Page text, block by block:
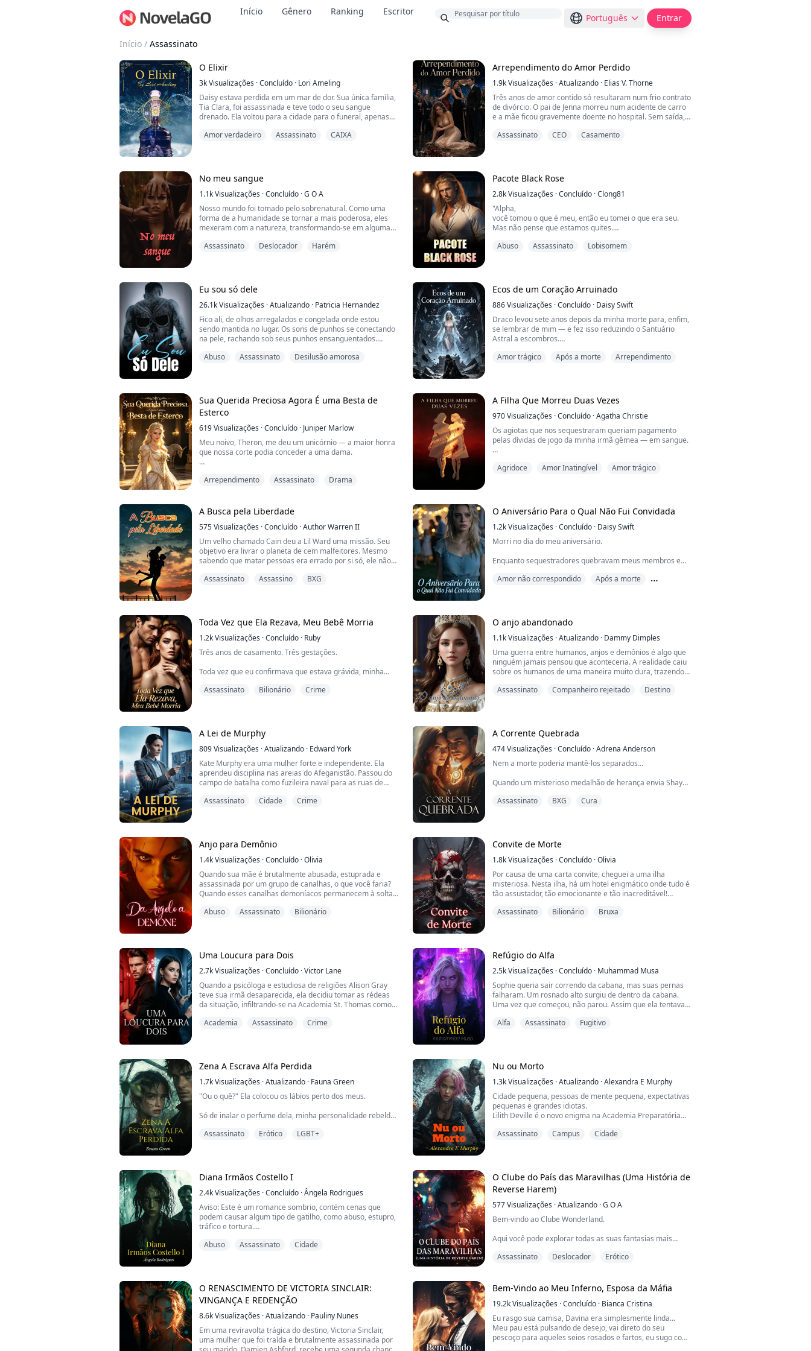
Início Gênero Ranking Escritor
Português Entrar
Início / Assassinato
O Elixir
3kVisualizações ·Concluído · Lori Ameling
Daisy estava perdida em um mar de dor. Sua única família,
Tia Clara, foi assassinada e teve todo o seu sangue
drenado. Ela voltou para a cidade para o funeral, apenas
cujo único prazer era matar inocentes e ser temido como
Amor verdadeiro Assassinato CAIXA
Arrependimento do Amor Perdido
1.9kVisualizações ·Atualizando · Elias V. Thorne
Três anos de amor contido só resultaram num frio contrato
de divórcio. O pai de Jenna morreu num acidente de carro
e a mãe ficou gravemente doente no hospital. Sem saída,
indenização ao ex-marido Hansen, mas ele a humilhou
s...
Assassinato CEO Casamento
No meu sangue
1.1kVisualizações ·Concluído ·G O A
Nosso mundo foi tomado pelo sobrenatural. Como uma
forma de a humanidade se tornar a mais poderosa, eles
mexeram com a natureza, transformando-se em algumas
imensa. Há uma corrida para ver que...
Assassinato Deslocador Harém
Pacote Black Rose
2.8kVisualizações ·Concluído ·Clong81
"Alpha,
você tomou o que é meu, então eu tomei o que era seu.
Mas não pense que estamos quites.
O Rei dos Renegados"
pelo rei dos renegados? Lobas e filhotes estão
desaparecendo. Alcateias estão sendo atacadas e
eliminadas.
--------------------------------------------------...
Abuso Assassinato Lobisomem
Eu sou só dele
26.1kVisualizações ·Atualizando · Patricia Hernandez
Fico ali, de olhos arregalados e congelada onde estou
sendo mantida no lugar. Os sons de punhos se conectando
na pele, rachando sob seus punhos ensanguentados.
simplesmente não me deixa em paz?
bochecha. Eu não aguentava mais.
Ao som do...
Abuso Assassinato Desilusão amorosa
Ecos de um Coração Arruinado
886Visualizações ·Concluído · Daisy Swift
Draco levou sete anos depois da minha morte para, enfim,
se lembrar de mim — e fez isso reduzindo o Santuário
Astral a escombros.
Tudo por causa de Cecília, sua frágil amorzinho de infância,
Ele não sabia que, nas Masmorras Abissais, sete anos
atrás, tinha sido ele mesmo quem abriu meu peito e me
drenou até a últ...
Amor trágico Após a morte Arrependimento
Sua Querida Preciosa Agora É uma Besta de
Esterco
619Visualizações ·Concluído · Juniper Marlow
Meu noivo, Theron, me deu um unicórnio — a maior honra
que nossa corte podia conceder a uma dama.
pela cidade baixa.
Da última vez, eu me orgulhei daquela criatura. Eu a
montei em todas as caçadas, em todas as procissões, e
diziam que nenhuma besta tão pura jamais escolhera uma
amazona. Meu bri...
Arrependimento Assassinato Drama
A Filha Que Morreu Duas Vezes
970Visualizações ·Concluído ·Agatha Christie
Os agiotas que nos sequestraram queriam pagamento
pelas dívidas de jogo da minha irmã gêmea — em sangue.
equipe tática, encontrou Lily com um corte de papel,
Liguei para ele com meu último fôlego: “Pai, por favor,
mande ajuda. Estou me esvaindo em sangue.”
...
Agridoce Amor Inatingível Amor trágico
A Busca pela Liberdade
575Visualizações ·Concluído ·Author Warren II
Um velho chamado Cain deu a Lil Ward uma missão. Seu
objetivo era livrar o planeta de cem malfeitores. Mesmo
sabendo que matar pessoas era errado por si só, ele não
horrível. Lil ficou obcecado em ajudar as pessoas enquanto
Assassinato Assassino BXG
O Aniversário Para o Qual Não Fui Convidada
1.2kVisualizações ·Concluído · Daisy Swift
Morri no dia do meu aniversário.
Enquanto sequestradores quebravam meus membros e
uma festa enorme para a minha irmã, Chloe — sim, a
Liguei para o meu pai pedindo ajuda. Ele deu uma
risadinha de desprezo e desligou na minha cara: “Para de
usar esse golpe ridículo de ...
Amor não correspondido
Após a morte
Toda Vez que Ela Rezava, Meu Bebê Morri­a
1.2kVisualizações ·Concluído · Ruby
Três anos de casamento. Três gestações.
Toda vez que eu confirmava que estava grávida, minha
Na noite depois do meu terceiro aborto, arrastei meu
corpo enfraquecido para segui-la até a capela.
No instante em que empurrei aquela po...
Assassinato Bilionário Crime
O anjo abandonado
1.1kVisualizações ·Atualizando · Dammy Dimples
Uma guerra entre humanos, anjos e demônios é algo que
ninguém jamais pensou que aconteceria. A realidade caiu
sobre os humanos de uma maneira muito dura, trazendo
com pernas trêmulas, mãos atrofiadas e suor escorrendo
A atmosfera estava tensa demais para ...
Assassinato Companheiro rejeitado Destino
A Lei de Murphy
809Visualizações ·Atualizando · Edward York
Kate Murphy era uma mulher forte e independente. Ela
aprendeu disciplina nas areias do Afeganistão. Passou do
campo de batalha como fuzileira naval para as ruas de
detetive de homicídios. Suas habilidades foram
Ela era mentora para seus subordinados e u...
Assassinato Cidade Crime
A Corrente Quebrada
474Visualizações ·Concluído ·Adrena Anderson
Nem a morte poderia mantê-los separados...
Quando um misterioso medalhão de herança envia Shayne
em um mundo de magia e segredos. Rapidamente, ela
devastador ao descobrir que uma cadeia de ev...
Assassinato BXG Cura
Anjo para Demônio
1.4kVisualizações ·Concluído ·Olivia
Quando sua mãe é brutalmente abusada, estuprada e
assassinada por um grupo de canalhas, o que você faria?
Quando esses canalhas demoníacos permanecem à solta,
Anjos não podem lidar com demônios. A única maneira de
Abuso Assassinato Bilionário
Convite de Morte
1.8kVisualizações ·Concluído ·Olivia
Por causa de uma carta convite, cheguei a uma ilha
misteriosa. Nesta ilha, há um hotel enigmático onde tudo é
tão assustador, tão emocionante e tão inacreditável!
uma, percebi que esta é uma terra de morte...
Assassinato Bilionário Bruxa
Uma Loucura para Dois
2.7kVisualizações ·Concluído ·Victor Lane
Quando a psicóloga e estudiosa de religiões Alison Gray
teve sua irmã desaparecida, ela decidiu tomar as rédeas
da situação, infiltrando-se na Academia St. Thomas como
investigava mais a fundo o desaparecimento da irmã,
O renomado detetive Oliver era charmoso, mas arrogan...
Academia Assassinato Crime
Refúgio do Alfa
2.5kVisualizações ·Concluído · Muhammad Musa
Sophie queria sair correndo da cabana, mas suas pernas
falharam. Um rosnado alto surgiu de dentro da cabana.
Uma vez que começou, não parou. Assim que ela tentava
olhos brilhantes, olhando diretamente para ela na
Alfa Assassinato Fugitivo
Zena A Escrava Alfa Perdida
1.7kVisualizações ·Atualizando · Fauna Green
"Ou o quê?" Ela colocou os lábios perto dos meus.
Só de inalar o perfume dela, minha personalidade rebelde
é uma pessoa que continuará me transformando em um
finge amá-la a qualquer custo. Sem saber, seu trono foi
leiloado para dois potenciais Alfas masculinos que ela
conheceu po...
Assassinato Erótico LGBT+
Nu ou Morto
1.3kVisualizações ·Atualizando ·Alexandra E Murphy
Cidade pequena, pessoas de mente pequena, expectativas
pequenas e grandes idiotas.
Lilith Deville é o novo enigma na Academia Preparatória
de um lago, o que faz sentido, só que não. Ela já odeia o
tramar contra aqueles que encontra e manter
caminhoneir...
Assassinato Campus Cidade
Diana Irmãos Costello I
2.4kVisualizações ·Concluído ·Ângela Rodrigues
Aviso: Este é um romance sombrio, contém cenas que
podem causar algum tipo de gatilho, como abuso, estupro,
tráfico e tortura.
das memórias, talvez porque as primeiras vezes foram as
Abuso Assassinato Cidade
O Clube do País das Maravilhas (Uma História de
Reverse Harem)
577Visualizações ·Atualizando ·G O A
Bem-vindo ao Clube Wonderland.
Aqui você pode explorar todas as suas fantasias mais
perverso ou pedido extravagante é demais. Liberte-se das
nós somos loucos aqui.
Meu nome é Alicia. Estou presa no Clube Wonderland,
escrava do implacável d...
Assassinato Deslocador Erótico
O RENASCIMENTO DE VICTORIA SINCLAIR:
VINGANÇA E REDENÇÃO
8.6kVisualizações ·Atualizando · Pauliny Nunes
Em uma reviravolta trágica do destino, Victoria Sinclair,
uma mulher que foi traída e brutalmente assassinada por
Bem-Vindo ao Meu Inferno, Esposa da Máfia
19.2kVisualizações ·Concluído · Bianca Cristina
Eu rasgo sua camisa, Davina era simplesmente linda...
Meu pau está pulsando de desejo, vai direto do seu
pescoço para aqueles seios rosados e fartos, eu sugo com